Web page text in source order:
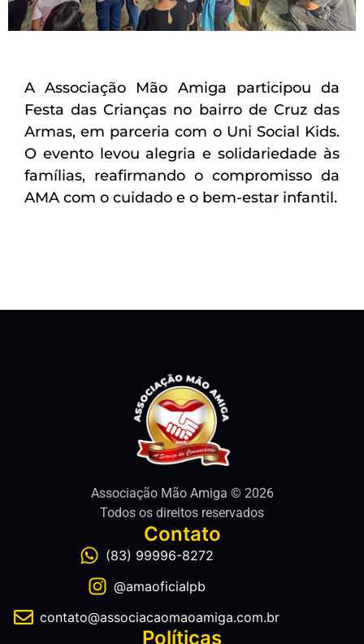
A Associação Mão Amiga participou da
Festa das Crianças no bairro de Cruz das
Armas, em parceria com o Uni Social Kids.
O evento levou alegria e solidariedade às
famílias, reafirmando o compromisso da
AMA com o cuidado e o bem-estar infantil.
Associação Mão Amiga © 2026
Todos os direitos reservados
Contato
(83) 99996-8272
@amaoficialpb
contato@associacaomaoamiga.com.br
Políticas